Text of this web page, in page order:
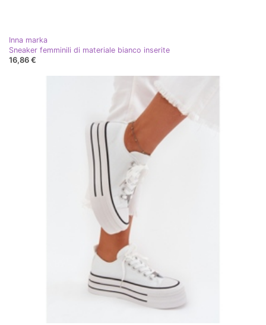
Inna marka
Sneaker femminili di materiale bianco inserite
16,86 €